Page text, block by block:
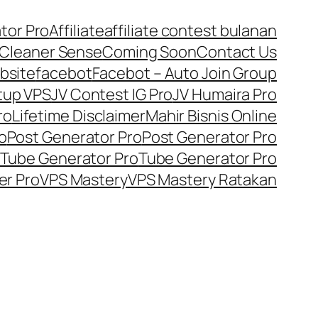
ProAffiliateaffiliate contest bulanan
SenseComing SoonContact Us
facebotFacebot – Auto Join Group
VPSJV Contest IG ProJV Humaira Pro
Lifetime DisclaimerMahir Bisnis Online
Post Generator ProPost Generator Pro
Tube Generator ProTube Generator Pro
ProVPS MasteryVPS Mastery Ratakan